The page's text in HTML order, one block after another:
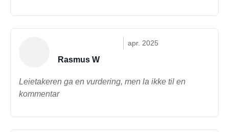
apr. 2025
Rasmus W
Leietakeren ga en vurdering, men la ikke til en
kommentar